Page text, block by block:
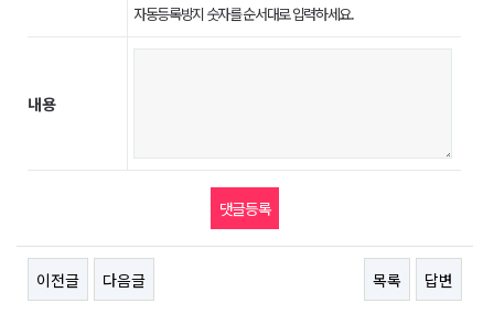
자동등록방지 숫자를 순서대로 입력하세요.
내용
이전글 다음글 목록 답변